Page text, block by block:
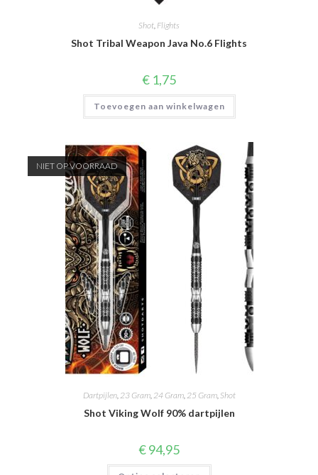
Shot, Flights
Shot Tribal Weapon Java No.6 Flights
€ 1,75
Toevoegen aan winkelwagen
NIET OP VOORRAAD
Dartpijlen, 23 Gram, 24 Gram, 25 Gram, Shot
Shot Viking Wolf 90% dartpijlen
€94,95
Dit